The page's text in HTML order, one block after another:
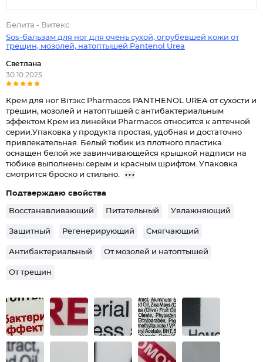
Белита - Витекс
Sos-бальзам для ног для очень сухой, огрубевшей кожи от
трещин, мозолей, натоптышей Pantenol Urea
Светлана
30.10.2025
Крем для ног Вiтэкс Pharmacos PANTHENOL UREA от сухости и
трещин, мозолей и натоптышей с антибактериальным
эффектом.Крем из линейки Pharmacos относится к аптечной
серии.Упаковка у продукта простая, удобная и достаточно
привлекательная. Белый тюбик из плотного пластика
оснащен белой же завинчивающейся крышкой надписи на
тюбике выполнены серым и красным шрифтом. Упаковка
смотрится броско и стильно.
Подтверждаю свойства
Восстанавливающий Питательный Увлажняющий
Защитный Регенерирующий Смягчающий
Антибактериальный От мозолей и натоптышей
От трещин